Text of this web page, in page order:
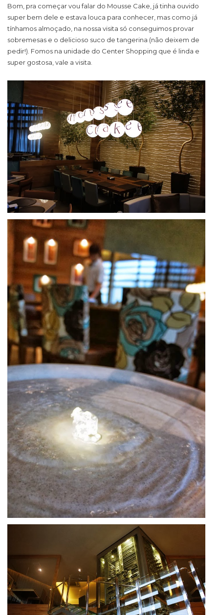
Bom, pra começar vou falar do Mousse Cake, já tinha ouvido
super bem dele e estava louca para conhecer, mas como já
tínhamos almoçado, na nossa visita só conseguimos provar
sobremesas e o delicioso suco de tangerina (não deixem de
pedir!). Fomos na unidade do Center Shopping que é linda e
super gostosa, vale a visita.